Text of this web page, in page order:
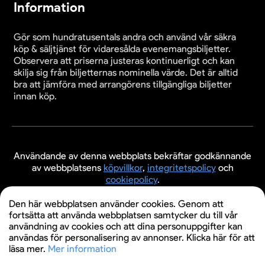
levande och minnesvärt teatermöte.
Information
Gör som hundratusentals andra och använd vår säkra
köp & säljtjänst för vidaresålda evenemangsbiljetter.
Observera att priserna justeras kontinuerligt och kan
skilja sig från biljetternas nominella värde. Det är alltid
bra att jämföra med arrangörens tillgängliga biljetter
innan köp.
Användande av denna webbplats bekräftar godkännande
av webbplatsens köpvillkor, integritetspolicyoch
cookiepolicy.
© 2026 Evenemangsbiljetter.se
Den här webbplatsen använder cookies. Genom att
fortsätta att använda webbplatsen samtycker du till vår
användning av cookies och att dina personuppgifter kan
användas för personalisering av annonser. Klicka här för att
läsa mer. Mer information